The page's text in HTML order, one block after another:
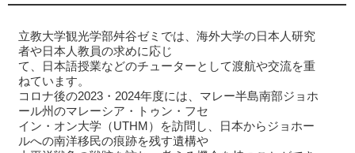
立教大学観光学部舛谷ゼミでは、海外大学の日本人研究
者や日本人教員の求めに応じ
て、日本語授業などのチューターとして渡航や交流を重
ねています。
コロナ後の2023・2024年度には、マレー半島南部ジョホ
ール州のマレーシア・トゥン・フセ
イン・オン大学（UTHM）を訪問し、日本からジョホー
ルへの南洋移民の痕跡を残す遺構や